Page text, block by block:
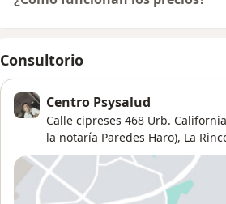
Consultorio
Centro Psysalud
Calle cipreses 468 Urb.
la notaría Paredes Haro), La